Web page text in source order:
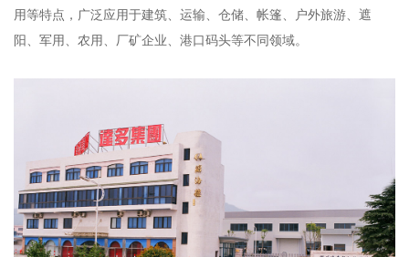
用等特点，广泛应用于建筑、运输、仓储、帐篷、户外旅游、遮
阳、军用、农用、厂矿企业、港口码头等不同领域。